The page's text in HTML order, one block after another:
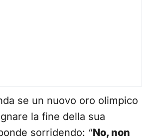
se un nuovo oro olimpico
la fine della sua
sorridendo: “No, non